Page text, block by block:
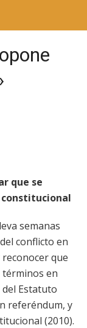
que se
semanas
conflicto en
que
términos en
Estatuto
referéndum, y
(2010).